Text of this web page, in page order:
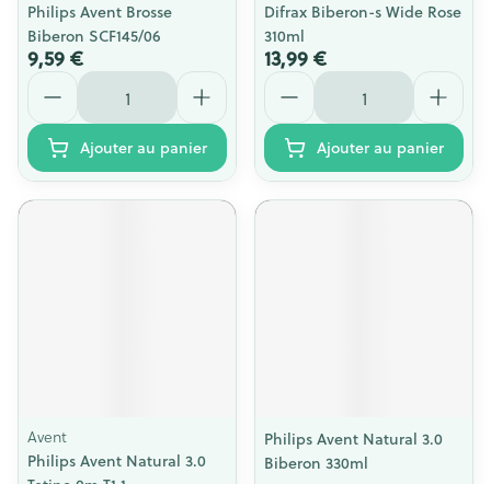
Philips Avent Brosse
Biberon SCF145/06
9,59 €
Quantité
Ajouter au panier
Difrax Biberon-s Wide Rose
310ml
13,99 €
Quantité
Ajouter au panier
Avent
Philips Avent Natural 3.0
Philips Avent Natural 3.0
Biberon 330ml